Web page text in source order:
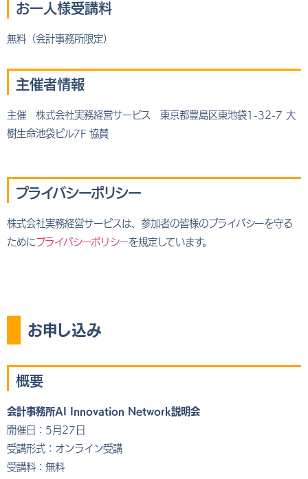
お一人様受講料
無料（会計事務所限定）
主催者情報
主催 株式会社実務経営サービス 東京都豊島区東池袋1-32-7 大
樹生命池袋ビル7F 協賛
プライバシーポリシー
株式会社実務経営サービスは、参加者の皆様のプライバシーを守る
ためにプライバシーポリシーを規定しています。
お申し込み
概要
会計事務所AI Innovation Network説明会
開催日：5月27日
受講形式：オンライン受講
受講料：無料